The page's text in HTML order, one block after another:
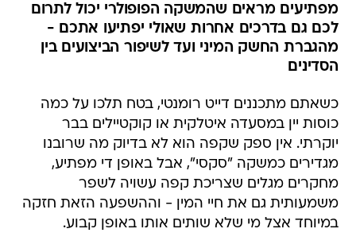
מפתיעים מראים שהמשקה הפופולרי יכול לתרום
לכם גם בדרכים אחרות שאולי יפתיעו אתכם -
מהגברת החשק המיני ועד לשיפור הביצועים בין
הסדינים
כשאתם מתכננים דייט רומנטי, בטח תלכו על כמה
כוסות יין במסעדה איטלקית או קוקטיילים בבר
יוקרתי. אין ספק שקפה הוא לא בדיוק מה שרובנו
מגדירים כמשקה "סקסי", אבל באופן די מפתיע,
מחקרים מגלים שצריכת קפה עשויה לשפר
משמעותית גם את חיי המין - וההשפעה הזאת חזקה
במיוחד אצל מי שלא שותים אותו באופן קבוע.